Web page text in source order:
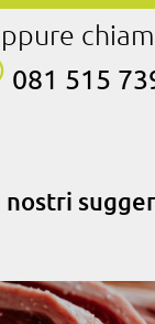
081 515
nostri